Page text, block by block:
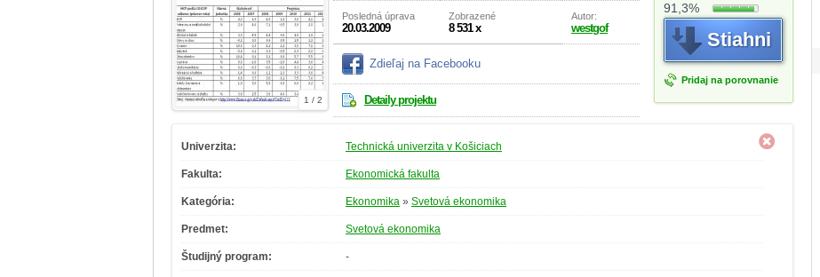
1 / 2
Posledná úprava
20.03.2009
Zobrazené
8 531 x
Autor:
westgof
Zdieľaj na Facebooku
Detaily projektu
91,3%
Stiahni
Pridaj na porovnanie
Univerzita: Technická univerzita v Košiciach
Fakulta: Ekonomická fakulta
Kategória: Ekonomika » Svetová ekonomika
Predmet: Svetová ekonomika
Študijný program: -